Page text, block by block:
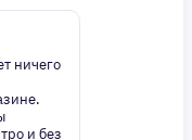
ничего
и без